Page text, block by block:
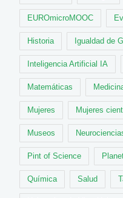
EUROmicroMOOC
Historia Igualdad de
Inteligencia Artificial IA
Matemáticas
Mujeres Mujeres
Museos
Pint of Science
Química Salud